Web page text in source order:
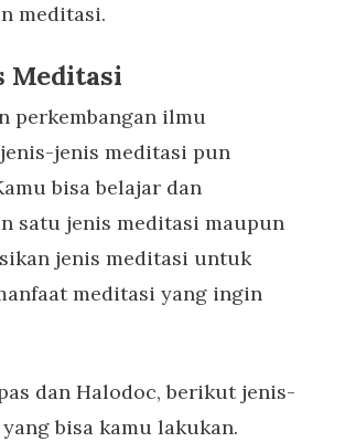
meditasi.
Meditasi
perkembangan ilmu
jenis meditasi pun
bisa belajar dan
satu jenis meditasi maupun
jenis meditasi untuk
meditasi yang ingin
dan Halodoc, berikut jenis-
bisa kamu lakukan.